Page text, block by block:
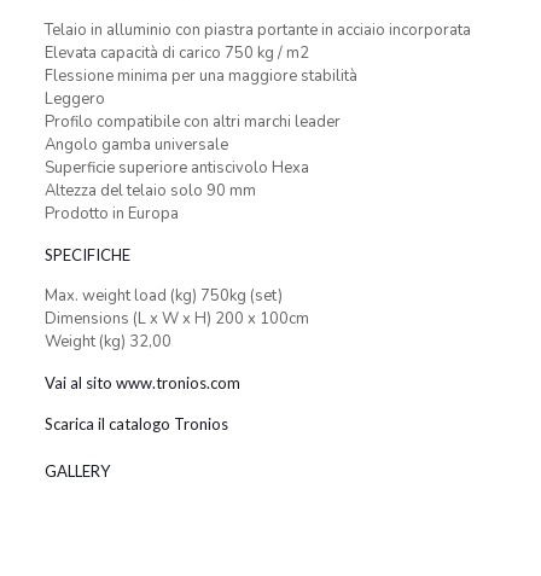
Telaio in alluminio con piastra portante in acciaio incorporata
Elevata capacità di carico 750 kg / m2
Flessione minima per una maggiore stabilità
Leggero
Profilo compatibile con altri marchi leader
Angolo gamba universale
Superficie superiore antiscivolo Hexa
Altezza del telaio solo 90 mm
Prodotto in Europa
SPECIFICHE
Max. weight load (kg) 750kg (set)
Dimensions (L x W x H) 200 x 100cm
Weight (kg) 32,00
Vai al sito www.tronios.com
Scarica il catalogo Tronios
GALLERY